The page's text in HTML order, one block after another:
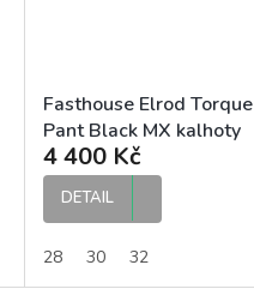
Fasthouse Elrod Torque
Pant Black MX kalhoty
4 400 Kč
DETAIL
28 30 32